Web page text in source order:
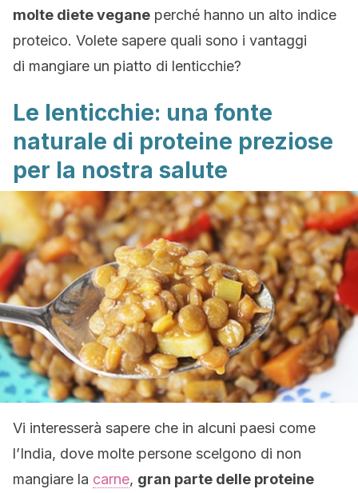
molte diete vegane perché hanno un alto indice
proteico. Volete sapere quali sono i vantaggi
di mangiare un piatto di lenticchie?
Le lenticchie: una fonte
naturale di proteine preziose
per la nostra salute
Vi interesserà sapere che in alcuni paesi come
l’India, dove molte persone scelgono di non
mangiare la carne, gran parte delle proteine